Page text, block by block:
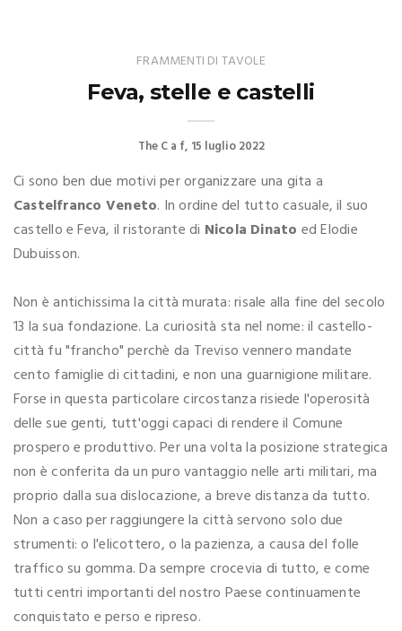
FRAMMENTI DI TAVOLE
Feva, stelle e castelli
The C a f 15 luglio 2022
Ci sono ben due motivi per organizzare una gita a
Castelfranco Veneto. In ordine del tutto casuale, il suo
castello e Feva, il ristorante di Nicola Dinato ed Elodie
Dubuisson.
Non è antichissima la città murata: risale alla fine del secolo
13 la sua fondazione. La curiosità sta nel nome: il castello-
città fu "francho" perchè da Treviso vennero mandate
cento famiglie di cittadini, e non una guarnigione militare.
Forse in questa particolare circostanza risiede l'operosità
delle sue genti, tutt'oggi capaci di rendere il Comune
prospero e produttivo. Per una volta la posizione strategica
non è conferita da un puro vantaggio nelle arti militari, ma
proprio dalla sua dislocazione, a breve distanza da tutto.
Non a caso per raggiungere la città servono solo due
strumenti: o l'elicottero, o la pazienza, a causa del folle
traffico su gomma. Da sempre crocevia di tutto, e come
tutti centri importanti del nostro Paese continuamente
conquistato e perso e ripreso.